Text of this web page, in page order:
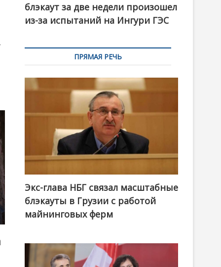
блэкаут за две недели произошел
из-за испытаний на Ингури ГЭС
ПРЯМАЯ РЕЧЬ
Экс-глава НБГ связал масштабные
блэкауты в Грузии с работой
майнинговых ферм